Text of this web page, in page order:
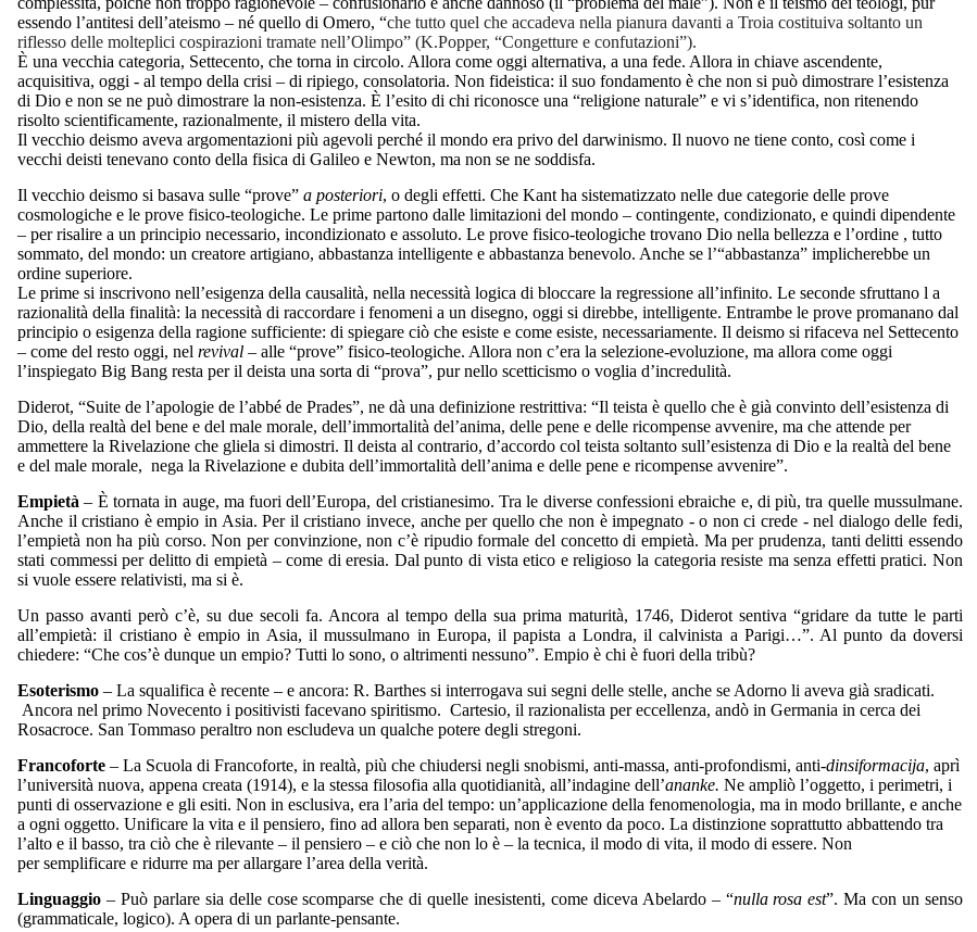
essendo l’antitesi dell’ateismo – né quello di Omero, “che tutto quel che accadeva nella pianura davanti a Troia costituiva soltanto un
riflesso delle molteplici cospirazioni tramate nell’Olimpo” (K.Popper, “Congetture e confutazioni”).
È una vecchia categoria, Settecento, che torna in circolo. Allora come oggi alternativa, a una fede. Allora in chiave ascendente,
acquisitiva, oggi - al tempo della crisi – di ripiego, consolatoria. Non fideistica: il suo fondamento è che non si può dimostrare l’esistenza
di Dio e non se ne può dimostrare la non-esistenza. È l’esito di chi riconosce una “religione naturale”e vi s’identifica, non ritenendo
risolto scientificamente, razionalmente, il mistero della vita.
Il vecchio deismo aveva argomentazioni più agevoli perché il mondo era privo del darwinismo. Il nuovo ne tiene conto, così come i
vecchi deisti tenevano conto della fisica di Galileo e Newton, ma non se ne soddisfa.
Il vecchio deismo si basava sulle “prove”a posteriori, o degli effetti. Che Kant ha sistematizzato nelle due categorie delle prove
cosmologiche e le prove fisico-teologiche. Le prime partono dalle limitazioni del mondo – contingente, condizionato, e quindi dipendente
– per risalire a un principio necessario, incondizionato e assoluto. Le prove fisico-teologiche trovano Dio nella bellezza e l’ordine , tutto
sommato, del mondo: un creatore artigiano, abbastanza intelligente e abbastanza benevolo. Anche se l’“abbastanza” implicherebbe un
ordine superiore.
Le prime si inscrivono nell’esigenza della causalità, nella necessità logica di bloccare la regressione all’infinito. Le seconde sfruttano l a
razionalità della finalità: la necessità di raccordare i fenomeni a un disegno, oggi si direbbe, intelligente. Entrambe le prove promanano dal
principio o esigenza della ragione sufficiente: di spiegare ciò che esiste e come esiste, necessariamente. Il deismo si rifaceva nel Settecento
– come del resto oggi, nelrevival – alle “prove” fisico-teologiche. Allora non c’era la selezione-evoluzione, ma allora come oggi
l’inspiegato Big Bang resta per il deista una sorta di “prova”, pur nello scetticismo o voglia d’incredulità.
Diderot, “Suite de l’apologie de l’abbé de Prades”, ne dà una definizione restrittiva: “Il teista è quello che è già convinto dell’esistenza di
Dio, della realtà del bene e del male morale, dell’immortalità del’anima, delle pene e delle ricompense avvenire, ma che attende per
ammettere la Rivelazione che gliela si dimostri. Il deista al contrario, d’accordo col teista soltanto sull’esistenza di Dio e la realtà del bene
e del male morale, nega la Rivelazione e dubita dell’immortalità dell’anima e delle pene e ricompense avvenire”.
Empietà– È tornata in auge, ma fuori dell’Europa, del cristianesimo. Tra le diverse confessioni ebraiche e, di più, tra quelle mussulmane.
Anche il cristiano è empio in Asia. Per il cristiano invece, anche per quello che non è impegnato - o non ci crede - nel dialogo delle fedi,
l’empietà non ha più corso. Non per convinzione, non c’è ripudio formale del concetto di empietà. Ma per prudenza, tanti delitti essendo
stati commessi per delitto di empietà – come di eresia. Dal punto di vista etico e religioso la categoria resiste ma senza effetti pratici. Non
si vuole essere relativisti, ma si è.
Un passo avanti però c’è, su due secoli fa. Ancora al tempo della sua prima maturità, 1746, Diderot sentiva “gridare da tutte le parti
all’empietà: il cristiano è empio in Asia, il mussulmano in Europa, il papista a Londra, il calvinista a Parigi…”. Al punto da doversi
chiedere: “Che cos’è dunque un empio? Tutti lo sono, o altrimenti nessuno”. Empio è chi è fuori della tribù?
Esoterismo – La squalifica è recente – e ancora: R. Barthes si interrogava sui segni delle stelle, anche se Adorno li aveva già sradicati.
Ancora nel primo Novecento i positivisti facevano spiritismo. Cartesio, il razionalista per eccellenza, andò in Germania in cerca dei
Rosacroce. San Tommaso peraltro non escludeva un qualche potere degli stregoni.
Francoforte– La Scuola di Francoforte, in realtà, più che chiudersi negli snobismi, anti-massa, anti-profondismi, anti-dinsiformacija, aprì
l’università nuova, appena creata (1914), e la stessa filosofia alla quotidianità, all’indagine dell’ananke.Ne ampliò l’oggetto, i perimetri, i
punti di osservazione e gli esiti. Non in esclusiva, era l’aria del tempo: un’applicazione della fenomenologia, ma in modo brillante, e anche
a ogni oggetto. Unificare la vita e il pensiero, fino ad allora ben separati, non è evento da poco. La distinzione soprattutto abbattendo tra
l’alto e il basso, tra ciò che è rilevante – il pensiero – e ciò che non lo è – la tecnica, il modo di vita, il modo di essere. Non
persemplificare e ridurre ma per allargare l’area della verità.
Linguaggio– Può parlare sia delle cose scomparse che di quelle inesistenti, come diceva Abelardo – “nulla rosa est”. Ma con un senso
(grammaticale, logico). A opera di un parlante-pensante.